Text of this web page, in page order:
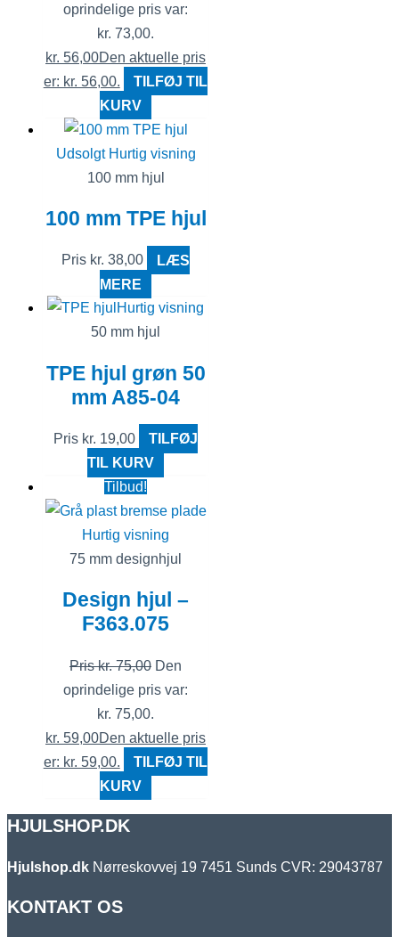
oprindelige pris var:
kr. 73,00.
kr. 56,00Den aktuelle pris
er: kr. 56,00.
TILFØJ TIL
KURV
Udsolgt Hurtig visning
100 mm hjul
100 mm TPE hjul
Pris kr. 38,00
LÆS
MERE
Hurtig visning
50 mm hjul
TPE hjul grøn 50
mm A85-04
Pris kr. 19,00
TILFØJ
TIL KURV
Tilbud!
Hurtig visning
75 mm designhjul
Design hjul –
F363.075
Priskr.75,00 Den
oprindelige pris var:
kr. 75,00.
kr. 59,00Den aktuelle pris
er: kr. 59,00.
TILFØJ TIL
KURV
HJULSHOP.DK
Hjulshop.dk Nørreskovvej 19 7451 Sunds CVR: 29043787
KONTAKT OS